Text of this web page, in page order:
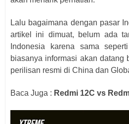
Lalu bagaimana dengan pasar
artikel ini dimuat, belum ada
Indonesia karena sama
biasanya informasi akan datang
perilisan resmi di China dan
Baca Juga : Redmi 12C vs